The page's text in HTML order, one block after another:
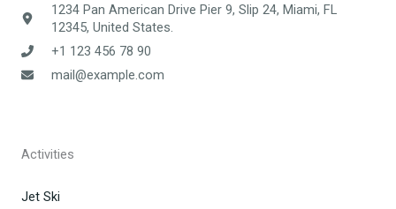
1234 Pan American Drive Pier 9, Slip 24, Miami, FL
12345, United States.
+1 123 456 78 90
mail@example.com
Activities
Jet Ski